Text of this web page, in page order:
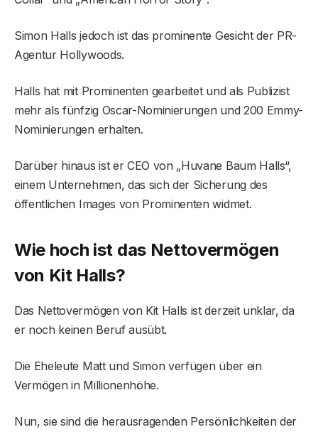
Simon Halls jedoch ist das prominente Gesicht der PR-
Agentur Hollywoods.
Halls hat mit Prominenten gearbeitet und als Publizist
mehr als fünfzig Oscar-Nominierungen und 200 Emmy-
Nominierungen erhalten.
Darüber hinaus ist er CEO von „Huvane Baum Halls“,
einem Unternehmen, das sich der Sicherung des
öffentlichen Images von Prominenten widmet.
Wie hoch ist das Nettovermögen
von Kit Halls?
Das Nettovermögen von Kit Halls ist derzeit unklar, da
er noch keinen Beruf ausübt.
Die Eheleute Matt und Simon verfügen über ein
Vermögen in Millionenhöhe.
Nun, sie sind die herausragenden Persönlichkeiten der